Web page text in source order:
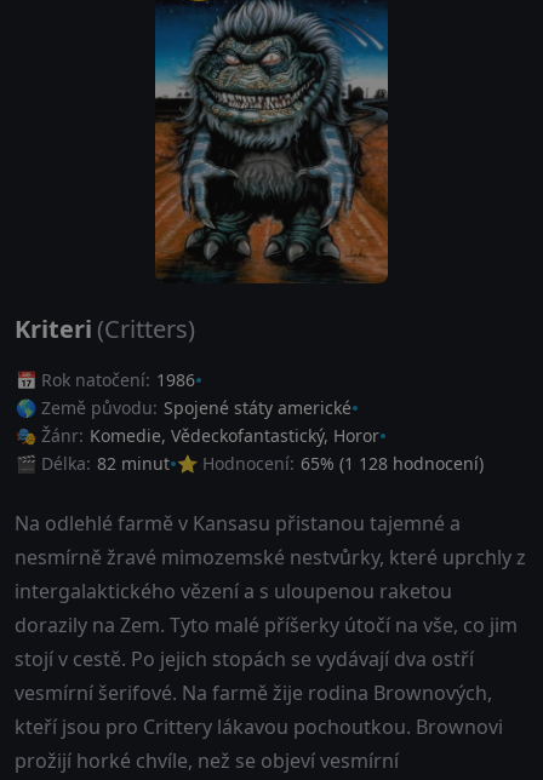
Kriteri (Critters)
📅 Rok natočení: 1986
🌎 Země původu: Spojené státy americké
🎭 Žánr: Komedie, Vědeckofantastický, Horor
🎬 Délka: 82 minut ⭐ Hodnocení: 65% (1 128 hodnocení)
Na odlehlé farmě v Kansasu přistanou tajemné a
nesmírně žravé mimozemské nestvůrky, které uprchly z
intergalaktického vězení a s uloupenou raketou
dorazily na Zem. Tyto malé příšerky útočí na vše, co jim
stojí v cestě. Po jejich stopách se vydávají dva ostří
vesmírní šerifové. Na farmě žije rodina Brownových,
kteří jsou pro Crittery lákavou pochoutkou. Brownovi
prožijí horké chvíle, než se objeví vesmírní